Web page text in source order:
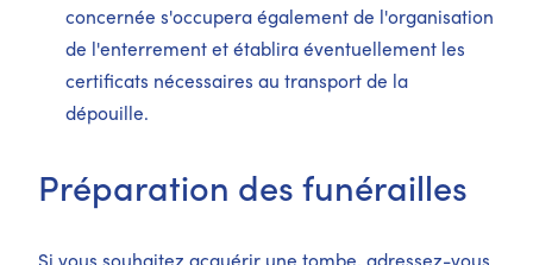
concernée s'occupera également de l'organisation
de l'enterrement et établira éventuellement les
certificats nécessaires au transport de la
dépouille.
Préparation des funérailles
Si vous souhaitez acquérir une tombe, adressez-vous